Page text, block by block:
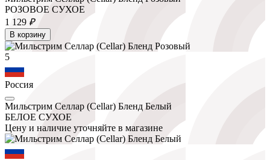
РОЗОВОЕ СУХОЕ
1 129 ₽
В корзину
5
Россия
Мильстрим Селлар (Cellar) Бленд Белый
БЕЛОЕ СУХОЕ
Цену и наличие уточняйте в магазине